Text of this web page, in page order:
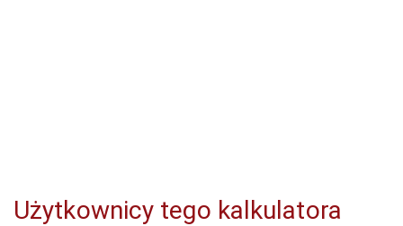
Użytkownicy tego kalkulatora